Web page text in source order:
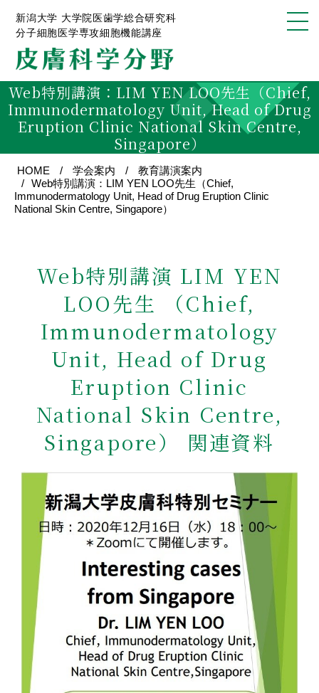
新潟大学 大学院医歯学総合研究科
分子細胞医学専攻細胞機能講座
Web特別講演：LIM YEN LOO先生（Chief,
Immunodermatology Unit, Head of Drug
Eruption Clinic National Skin Centre,
Singapore）
HOME 学会案内
教育講演案内
Web特別講演：LIM YEN LOO先生（Chief,
Immunodermatology Unit, Head of Drug Eruption Clinic
National Skin Centre, Singapore）
Web特別講演 LIM YEN
LOO先生
（Chief,
Immunodermatology
Unit, Head of Drug
Eruption Clinic
National Skin Centre,
Singapore）
関連資料